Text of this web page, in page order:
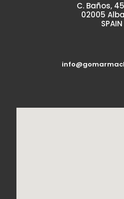
C. Baños,
02005
SPAIN